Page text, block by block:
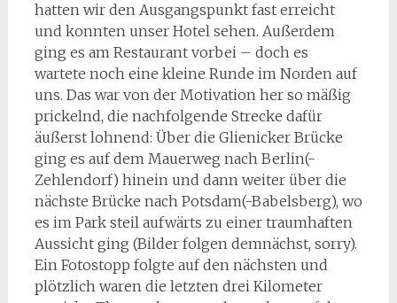
hatten wir den Ausgangspunkt fast erreicht
und konnten unser Hotel sehen. Außerdem
ging es am Restaurant vorbei – doch es
wartete noch eine kleine Runde im Norden auf
uns. Das war von der Motivation her so mäßig
prickelnd, die nachfolgende Strecke dafür
äußerst lohnend: Über die Glienicker Brücke
ging es auf dem Mauerweg nach Berlin(-
Zehlendorf) hinein und dann weiter über die
nächste Brücke nach Potsdam(-Babelsberg), wo
es im Park steil aufwärts zu einer traumhaften
Aussicht ging (Bilder folgen demnächst, sorry).
Ein Fotostopp folgte auf den nächsten und
plötzlich waren die letzten drei Kilometer